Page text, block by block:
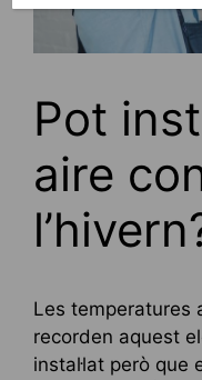
Pot
aire
Les temperatures
recorden aquest
instal·lat però que